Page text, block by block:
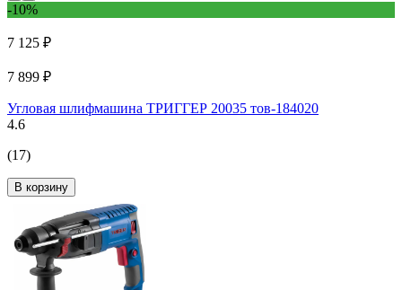
-10%
7 125 ₽
7 899 ₽
Угловая шлифмашина ТРИГГЕР 20035 тов-184020
4.6
(17)
В корзину